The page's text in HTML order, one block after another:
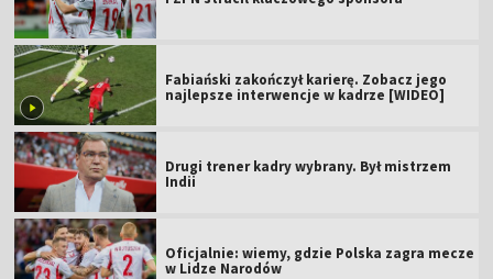
Fabiański zakończył karierę. Zobacz jego
najlepsze interwencje w kadrze [WIDEO]
Drugi trener kadry wybrany. Był mistrzem
Indii
Oficjalnie: wiemy, gdzie Polska zagra mecze
w Lidze Narodów